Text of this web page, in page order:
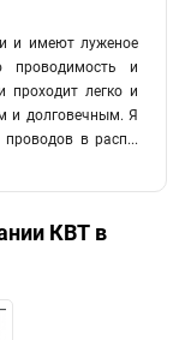
и имеют луженое
проводимость и
проходит легко и
и долговечным. Я
проводов в расп...
КВТ в